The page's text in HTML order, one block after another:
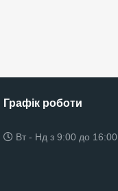
Графік роботи
Вт - Нд з 9:00 до 16:00